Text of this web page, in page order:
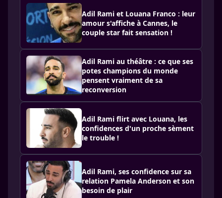
Adil Rami et Louana Franco : leur
amour s'affiche à Cannes, le
couple star fait sensation !
Adil Rami au théâtre : ce que ses
potes champions du monde
pensent vraiment de sa
reconversion
Adil Rami flirt avec Louana, les
confidences d'un proche sèment
le trouble !
Adil Rami, ses confidence sur sa
relation Pamela Anderson et son
besoin de plair